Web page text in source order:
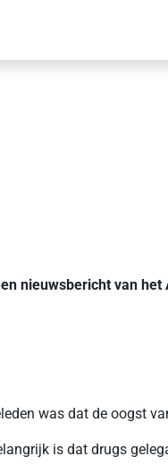
nieuwsbericht van het
was dat de oogst
is dat drugs